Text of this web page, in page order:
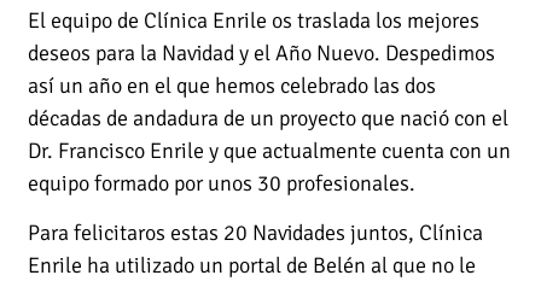
El equipo de Clínica Enrile os traslada los mejores
deseos para la Navidad y el Año Nuevo. Despedimos
así un año en el que hemos celebrado las dos
décadas de andadura de un proyecto que nació con el
Dr. Francisco Enrile y que actualmente cuenta con un
equipo formado por unos 30 profesionales.
Para felicitaros estas 20 Navidades juntos, Clínica
Enrile ha utilizado un portal de Belén al que no le